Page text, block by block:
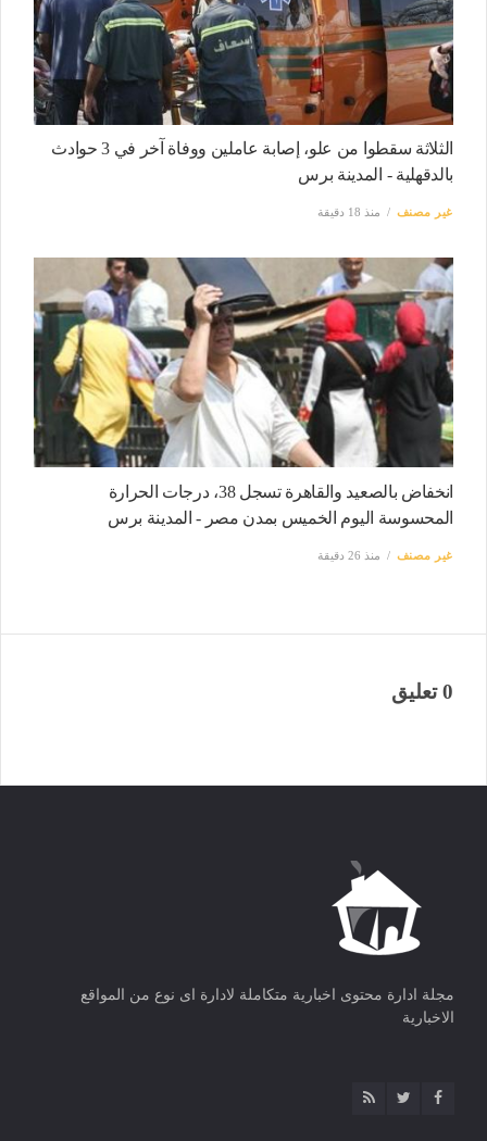
الثلاثة سقطوا من علو، إصابة عاملين ووفاة آخر في 3 حوادث
بالدقهلية - المدينة برس
غير مصنف منذ 18 دقيقة
انخفاض بالصعيد والقاهرة تسجل 38، درجات الحرارة
المحسوسة اليوم الخميس بمدن مصر - المدينة برس
غير مصنف منذ 26 دقيقة
0 تعليق
مجلة ادارة محتوى اخبارية متكاملة لادارة اى نوع من المواقع
الاخبارية